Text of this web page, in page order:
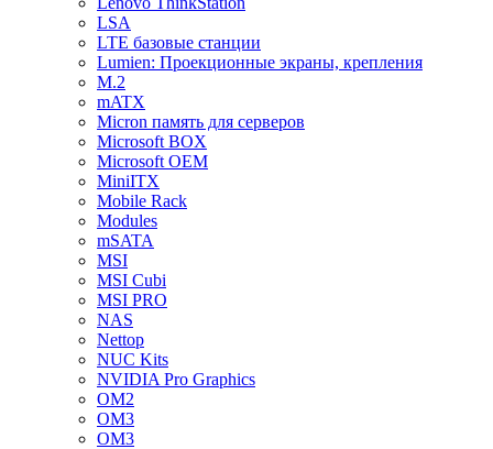
LSA
LTE базовые станции
Lumien: Проекционные экраны, крепления
M.2
mATX
Micron память для серверов
Microsoft BOX
Microsoft OEM
MiniITX
Mobile Rack
Modules
mSATA
MSI
MSI Cubi
MSI PRO
NAS
Nettop
NUC Kits
NVIDIA Pro Graphics
OM2
OM3
OM3